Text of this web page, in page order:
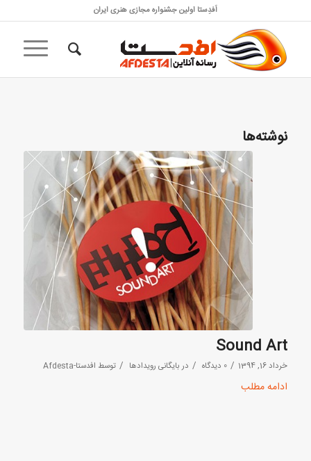
اَفدِستا اولین جشنواره مجازی هنری ایران
نوشته‌ها
Sound Art
خرداد 16, 1394 / 0 دیدگاه / در بایگانی رویدادها / توسط افدستا-Afdesta
ادامه مطلب